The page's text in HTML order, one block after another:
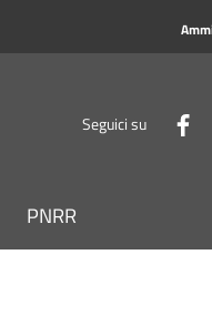
Seguici su
PNRR